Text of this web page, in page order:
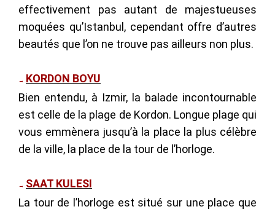
effectivement pas autant de majestueuses
moquées qu’Istanbul, cependant offre d’autres
beautés que l’on ne trouve pas ailleurs non plus.
→ KORDON BOYU
Bien entendu, à Izmir, la balade incontournable
est celle de la plage de Kordon. Longue plage qui
vous emmènera jusqu’à la place la plus célèbre
de la ville, la place de la tour de l’horloge.
→ SAAT KULESI
La tour de l’horloge est situé sur une place que